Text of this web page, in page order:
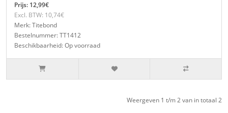
Prijs: 12,99€
Excl. BTW: 10,74€
Merk: Titebond
Bestelnummer: TT1412
Beschikbaarheid: Op voorraad
Weergeven 1 t/m 2 van in totaal 2